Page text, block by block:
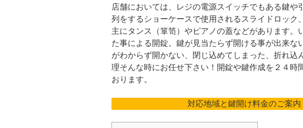
店舗においては、レジの電源スイッチでもある鍵や
列をするショーケースで使用されるスライドロック
主にタンス（箪笥）やピアノの蓋などがあります。
た事による開錠。鍵が見当たらず開ける事が出来な
がわからず開かない、閉じ込めてしまった、折れ込
理そんな時にお任せ下さい！開錠や鍵作成を２４時
おります。
対応地域と鍵開け料金のご案内